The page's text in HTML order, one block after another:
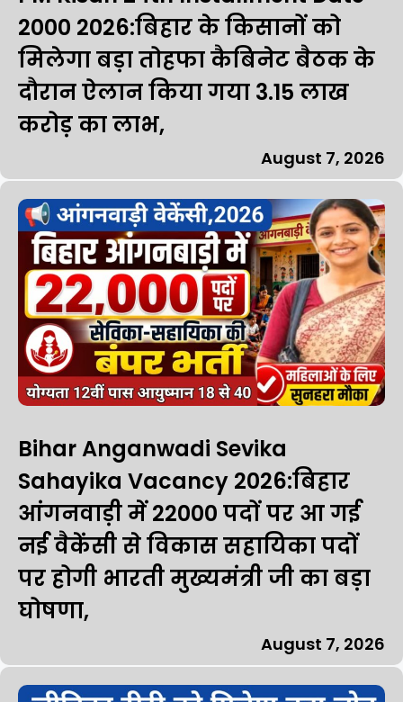
₹2000 2026:बिहार के किसानों को
मिलेगा बड़ा तोहफा कैबिनेट बैठक के
दौरान ऐलान किया गया 3.15 लाख
करोड़ का लाभ,
August 7, 2026
Bihar Anganwadi Sevika
Sahayika Vacancy 2026:बिहार
आंगनवाड़ी में 22000 पदों पर आ गई
नई वैकेंसी से विकास सहायिका पदों
पर होगी भारती मुख्यमंत्री जी का बड़ा
घोषणा,
August 7, 2026